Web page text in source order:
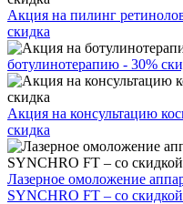
Акция на пилинг
скидка
ботулинотерапию - 30%
Акция на консультацию
скидка
Лазерное омоложение
SYNCHRO FT – со